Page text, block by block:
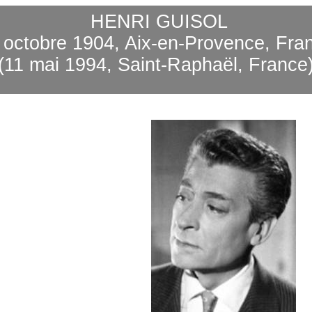
HENRI GUISOL
1904, Aix-en-Provence,
mai 1994, Saint-Raphaël,